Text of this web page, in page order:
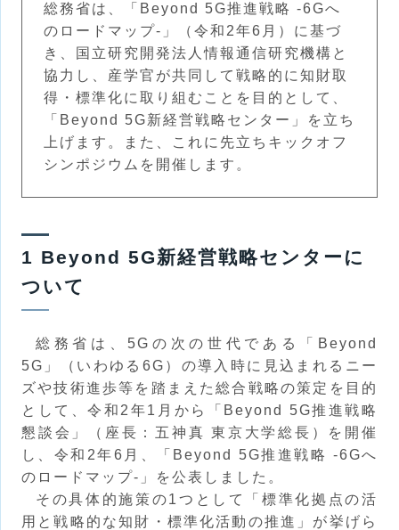
総務省は、「Beyond 5G推進戦略 -6Gへ
のロードマップ-」（令和2年6月）に基づ
き、国立研究開発法人情報通信研究機構と
協力し、産学官が共同して戦略的に知財取
得・標準化に取り組むことを目的として、
「Beyond 5G新経営戦略センター」を立ち
上げます。また、これに先立ちキックオフ
シンポジウムを開催します。
1 Beyond 5G新経営戦略センターに
ついて
総務省は、5Gの次の世代である「Beyond
5G」（いわゆる6G）の導入時に見込まれるニー
ズや技術進歩等を踏まえた総合戦略の策定を目的
として、令和2年1月から「Beyond 5G推進戦略
懇談会」（座長：五神真 東京大学総長）を開催
し、令和2年6月、「Beyond 5G推進戦略 -6Gへ
のロードマップ-」を公表しました。
その具体的施策の1つとして「標準化拠点の活
用と戦略的な知財・標準化活動の推進」が挙げら